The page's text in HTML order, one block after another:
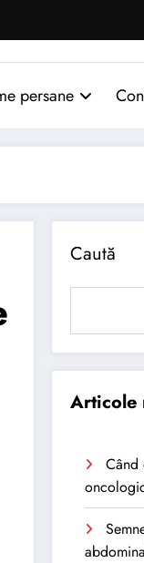
persane
Caută
Articole
Când